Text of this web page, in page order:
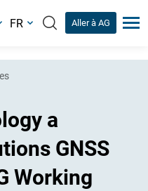
FR Aller à AG
a
GNSS
Working